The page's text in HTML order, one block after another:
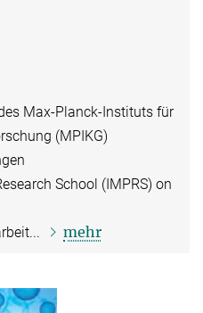
Max-Planck-Instituts für
(MPIKG)
School (IMPRS) on
mehr